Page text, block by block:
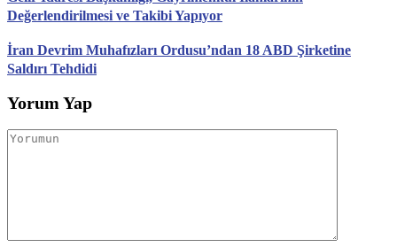
Değerlendirilmesi ve Takibi Yapıyor
İran Devrim Muhafızları Ordusu’ndan 18 ABD Şirketine
Saldırı Tehdidi
Yorum Yap